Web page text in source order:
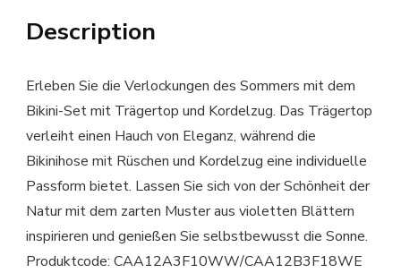
Description
Erleben Sie die Verlockungen des Sommers mit dem
Bikini-Set mit Trägertop und Kordelzug. Das Trägertop
verleiht einen Hauch von Eleganz, während die
Bikinihose mit Rüschen und Kordelzug eine individuelle
Passform bietet. Lassen Sie sich von der Schönheit der
Natur mit dem zarten Muster aus violetten Blättern
inspirieren und genießen Sie selbstbewusst die Sonne.
Produktcode: CAA12A3F10WW/CAA12B3F18WE